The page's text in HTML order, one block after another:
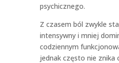
psychicznego.
Z czasem ból zwykle
intensywny i mniej
codziennym
jednak często nie znika